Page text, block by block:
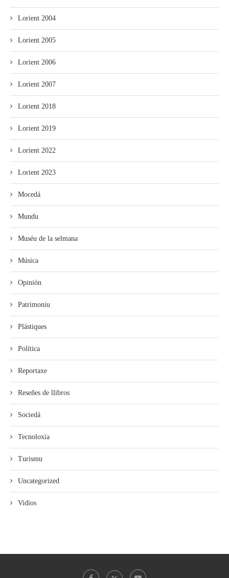
Lorient 2004
Lorient 2005
Lorient 2006
Lorient 2007
Lorient 2018
Lorient 2019
Lorient 2022
Lorient 2023
Mocedá
Mundu
Muséu de la selmana
Música
Opinión
Patrimoniu
Plástiques
Política
Reportaxe
Reseñes de llibros
Sociedá
Tecnoloxía
Turismu
Uncategorized
Vidios